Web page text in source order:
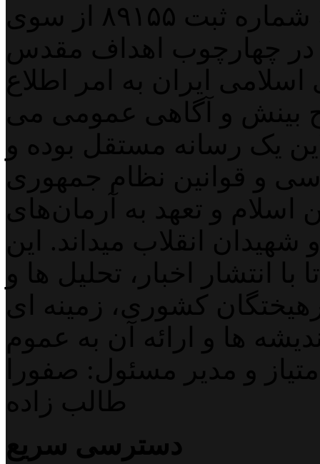
پایگاه خبری خبربین آنلاین به شماره ثبت ۸۹۱۵۵ از سوی
در چهارچوب اهداف مقدس
ایران به امر اطلاع
بینش و آگاهی عمومی می
یک رسانه مستقل بوده و
و قوانین نظام جمهوری
و تعهد به آرمان‌های
انقلاب میداند. این
انتشار اخبار، تحلیل ها و
کشوری، زمینه ای
ها و ارائه آن به عموم
و مدیر مسئول: صفورا
طالب زاده
دسترسی سریع